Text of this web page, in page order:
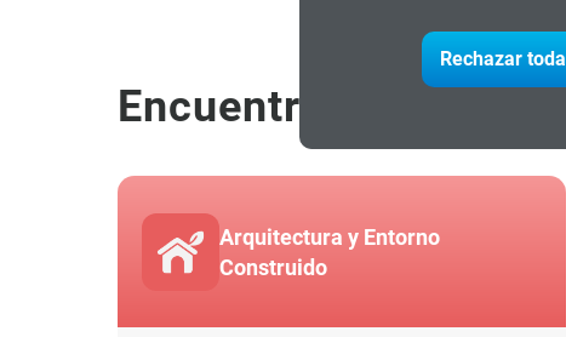
Rechazar
Encuentra tu
Arquitectura y Entorno
Construido